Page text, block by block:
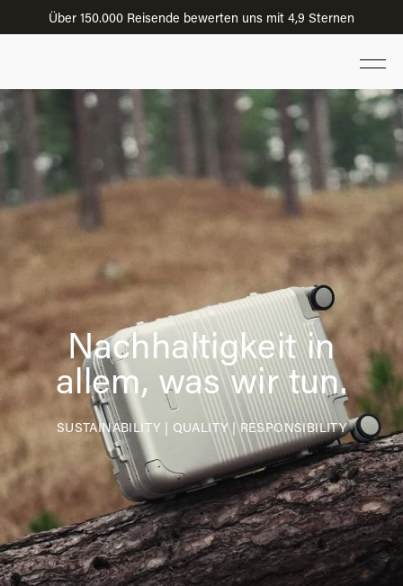
Über 150.000 Reisende bewerten uns mit 4,9 Sternen
Nachhaltigkeit in
allem, was wir tun.
SUSTAINABILITY | QUALITY|RESPONSIBILITY